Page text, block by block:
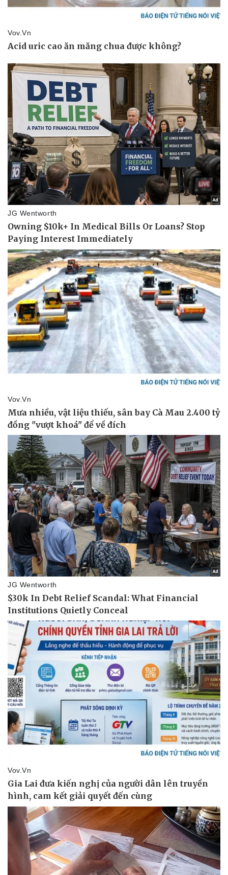
Cây thuốc
Sản phụ khoa
Nhi khoa
Nam khoa
Làm đẹp - giảm cân
Phòng mạch online
Ăn sạch sống khỏe
Đời sống
Tình yêu - Gia đình